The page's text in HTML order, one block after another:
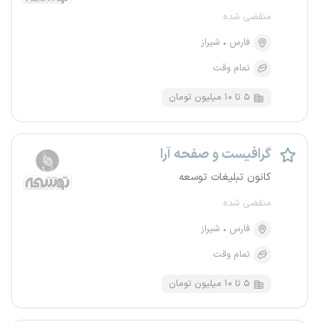
منقضی شده
فارس
شیراز
تمام وقت
۵ تا ۱۰ میلیون تومان
گرافیست و صفحه آرا
کانون تبلیغات توسعه
منقضی شده
فارس
شیراز
تمام وقت
۵ تا ۱۰ میلیون تومان